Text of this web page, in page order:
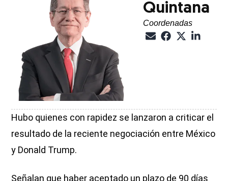
Quintana
Coordenadas
Hubo quienes con rapidez se lanzaron a criticar el
resultado de la reciente negociación entre México
y Donald Trump.
Señalan que haber aceptado un plazo de 90 días